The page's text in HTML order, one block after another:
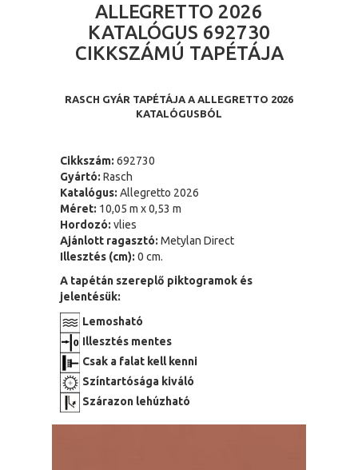
ALLEGRETTO 2026
KATALÓGUS 692730
CIKKSZÁMÚ TAPÉTÁJA
RASCH GYÁR TAPÉTÁJA A ALLEGRETTO 2026
KATALÓGUSBÓL
Cikkszám: 692730
Gyártó: Rasch
Katalógus: Allegretto 2026
Méret: 10,05 m x 0,53 m
Hordozó: vlies
Ajánlott ragasztó: Metylan Direct
Illesztés (cm): 0 cm.
A tapétán szereplő piktogramok és
jelentésük:
Lemosható
Illesztés mentes
Csak a falat kell kenni
Színtartósága kiváló
Szárazon lehúzható